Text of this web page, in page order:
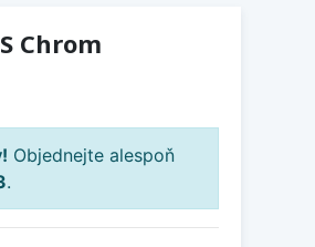
Chrom
Objednejte alespoň
.